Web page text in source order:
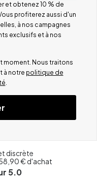
et obtenez 10 % de
profiterez aussi d'un
à nos campagnes
exclusifs et à nos
moment. Nous traitons
à notre politique de
.
discrète
€ d'achat
5.0